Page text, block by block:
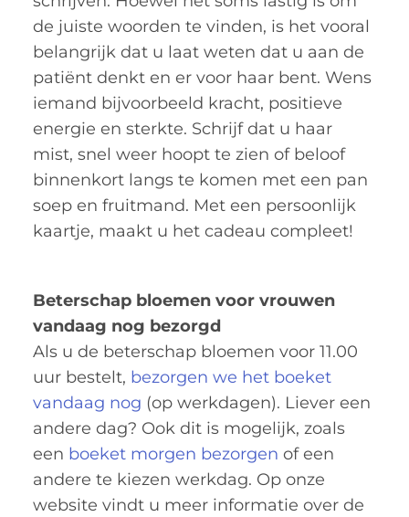
de juiste woorden te vinden, is het vooral
belangrijk dat u laat weten dat u aan de
patiënt denkt en er voor haar bent. Wens
iemand bijvoorbeeld kracht, positieve
energie en sterkte. Schrijf dat u haar
mist, snel weer hoopt te zien of beloof
binnenkort langs te komen met een pan
soep en fruitmand. Met een persoonlijk
kaartje, maakt u het cadeau compleet!
Beterschap bloemen voor vrouwen
vandaag nog bezorgd
Als u de beterschap bloemen voor 11.00
uur bestelt, bezorgen we het boeket
vandaag nog (op werkdagen). Liever een
andere dag? Ook dit is mogelijk, zoals
een boeket morgen bezorgen of een
andere te kiezen werkdag. Op onze
website vindt u meer informatie over de